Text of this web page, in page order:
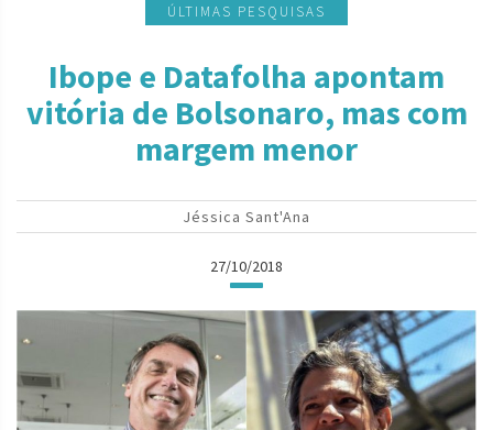
ÚLTIMAS PESQUISAS
Ibope e Datafolha apontam
vitória de Bolsonaro, mas com
margem menor
Jéssica Sant'Ana
27/10/2018